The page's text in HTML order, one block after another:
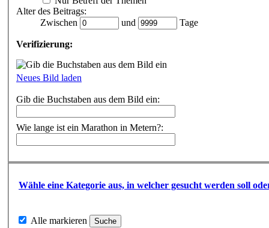
Alter des Beitrags:
Zwischen
und Tage
Verifizierung:
Neues Bild laden
Gib die Buchstaben aus dem Bild ein:
Wie lange ist ein Marathon in Metern?:
Wähle eine Kategorie aus, in welcher gesucht werden soll
Alle markieren